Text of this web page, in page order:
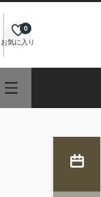
お気に入り
0